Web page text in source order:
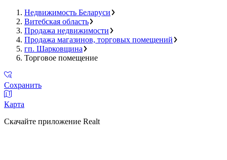
Недвижимость Беларуси
Витебская область
Продажа недвижимости
Продажа магазинов, торговых помещений
гп. Шарковщина
Торговое помещение
Сохранить
Карта
Скачайте приложение Realt